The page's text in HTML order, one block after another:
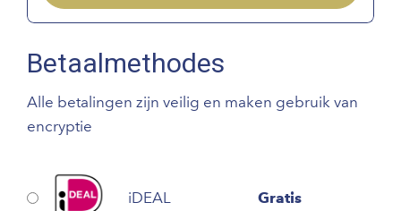
Betaalmethodes
Alle betalingen zijn veilig en maken gebruik van
encryptie
iDEAL Gratis